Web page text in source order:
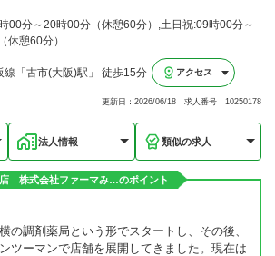
00分～20時00分（休憩60分）,土日祝:09時00分～
休憩60分）
線「古市(大阪)駅」 徒歩15分 アクセス
更新日：2026/06/18 求人番号：10250178
法人情報 類似の求人
株式会社ファーマみ…のポイント
の調剤薬局という形でスタートし、その後、
ツーマンで店舗を展開してきました。現在は